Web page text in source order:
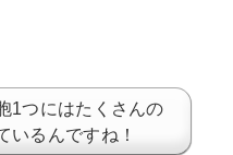
1つにはたくさんの
いるんですね！